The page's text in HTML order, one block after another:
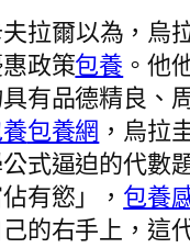
拉爾以為，烏
政策包養 。他
有品德精良、
包養網 ，烏拉
式逼迫的代數
佔有慾」， 包養
的右手上，這